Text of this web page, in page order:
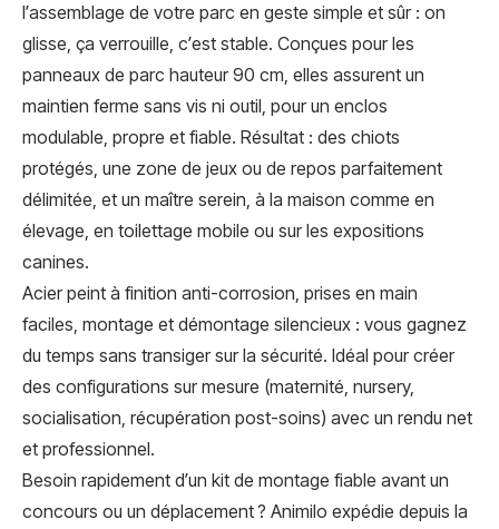
l’assemblage de votre parc en geste simple et sûr : on
glisse, ça verrouille, c’est stable. Conçues pour les
panneaux de parc hauteur 90 cm, elles assurent un
maintien ferme sans vis ni outil, pour un enclos
modulable, propre et fiable. Résultat : des chiots
protégés, une zone de jeux ou de repos parfaitement
délimitée, et un maître serein, à la maison comme en
élevage, en toilettage mobile ou sur les expositions
canines.
Acier peint à finition anti-corrosion, prises en main
faciles, montage et démontage silencieux : vous gagnez
du temps sans transiger sur la sécurité. Idéal pour créer
des configurations sur mesure (maternité, nursery,
socialisation, récupération post-soins) avec un rendu net
et professionnel.
Besoin rapidement d’un kit de montage fiable avant un
concours ou un déplacement ? Animilo expédie depuis la